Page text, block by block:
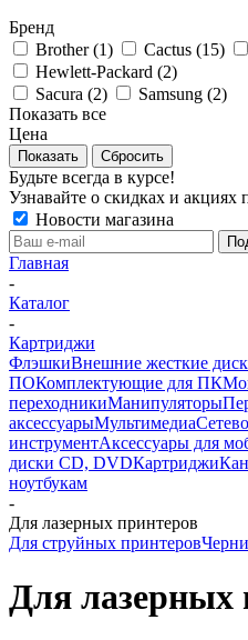
Бренд
Brother (1) Cactus (15)
Hewlett-Packard (2)
Sacura (2) Samsung (2)
Показать все
Цена
Сбросить
Будьте всегда в курсе!
Узнавайте о скидках и акциях
Новости магазина
Главная
-
Каталог
-
Картриджи
ФлэшкиВнешние жесткие
ПОКомплектующие для ПК
переходникиМанипуляторы
аксессуарыМультимедиа
инструментАксессуары для
диски CD, DVDКартриджи
ноутбукам
-
Для лазерных принтеров
Для струйных принтеров
Для лазерных